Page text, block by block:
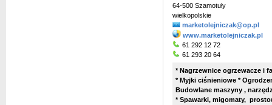
64-500 Szamotuły
wielkopolskie
marketolejniczak@op.pl
www.marketolejniczak.pl
61 292 12 72
61 293 20 64
* Nagrzewnice ogrzewacze i
* Myjki ciśnieniowe *
Budowlane maszyny ,
* Spawarki, migomaty,